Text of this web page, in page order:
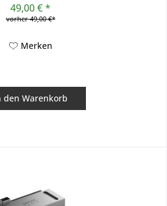
49,00 € *
vorher 49,00 €*
Merken
den Warenkorb